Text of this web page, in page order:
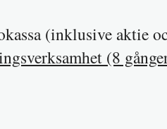
(inklusive
(8